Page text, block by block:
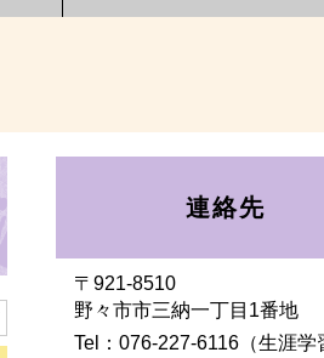
連絡先
〒921-8510
野々市市三納一丁目1番地
Tel：076-227-6116 （生涯学